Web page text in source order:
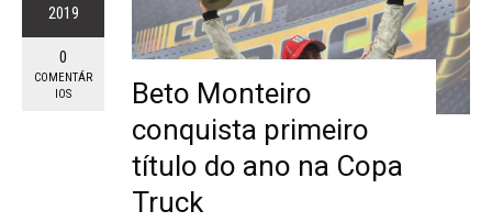
2019
0
COMENTÁR
IOS
Beto Monteiro
conquista primeiro
título do ano na Copa
Truck